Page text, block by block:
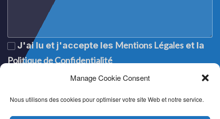
Manage Cookie Consent
Nous utilisons des cookies pour optimiser votre site Web et notre service.
J'ai lu et j'accepte les Mentions Légales et la
Politique de Confidentialité